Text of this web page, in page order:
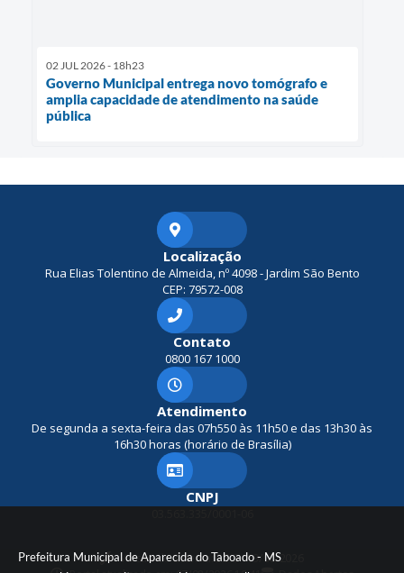
Prefeitura Municipal de Aparecida do Taboado - MS
02 JUL 2026 - 18h23
Governo Municipal entrega novo tomógrafo e
amplia capacidade de atendimento na saúde
pública
Localização
Rua Elias Tolentino de Almeida, nº 4098 - Jardim São Bento
CEP: 79572-008
Contato
0800 167 1000
Atendimento
De segunda a sexta-feira das 07h550 às 11h50 e das 13h30 às
16h30 horas (horário de Brasília)
CNPJ
Versão do Sistema:3.5.3 - 19/06/2026